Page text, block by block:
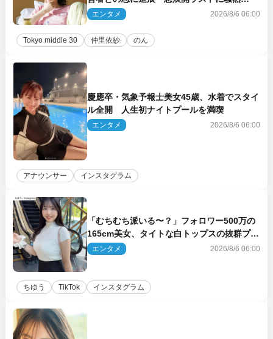
「え…いきなり」「嫌な予感」
エンタメ 2026/8/6 06:00
Tokyo middle 30 仲里依紗 のん
慶應卒・気象予報士美女45歳、水着でスタイ
ル全開 人生初ナイトプールを満喫
エンタメ 2026/8/6 06:00
アナウンサー インスタグラム
「むちむち派いる〜？」フォロワー500万の
165cm美女、タイトな白トップスの抜群プロ
ポーションにネット衝撃
エンタメ 2026/8/6 06:00
ちゆう TikTok インスタグラム